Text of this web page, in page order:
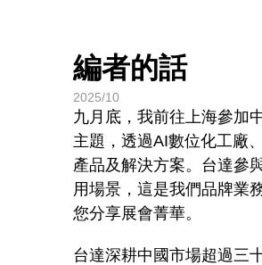
編者的話
2025/10
九月底，我前往上海參加
主題，透過AI數位化工廠
產品及解決方案。台達參
用場景，這是我們品牌業
您分享展會菁華。
台達深耕中國市場超過三